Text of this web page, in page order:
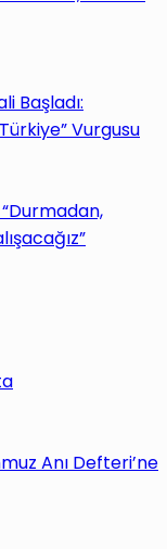
Başladı:
Vurgusu
Anı Defteri’ne